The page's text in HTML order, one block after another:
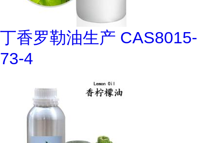
丁香罗勒油生产 CAS8015-
73-4